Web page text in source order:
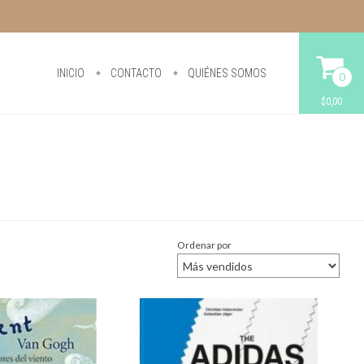
INICIO CONTACTO QUIÉNES SOMOS 0
$0,00
Ordenar por